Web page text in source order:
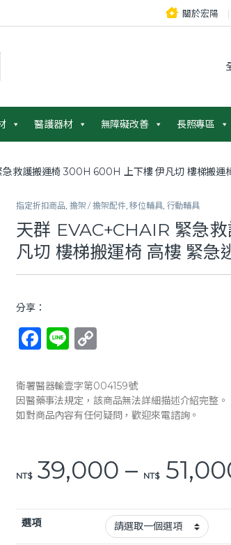
關於宏陽
醫護器材 無障礙改善 長照專區
救護搬運椅 300H 600H 上下樓 伊凡切 樓梯搬運
指定折扣商品, 擔架 / 擔架配件,移位輔具, 行動輔具
天群 EVAC+CHAIR 緊急
凡切 樓梯搬運椅 高樓 緊急
分享：
F
c
e
b
o
Li
e p
y
Li
k
衛署醫器輸壹字第004159號
因醫藥事法規定，該商品無法詳細描述介紹完整。
如對商品內容有任何疑問，歡迎來電諮詢。
NT$39,000 – NT$
選項